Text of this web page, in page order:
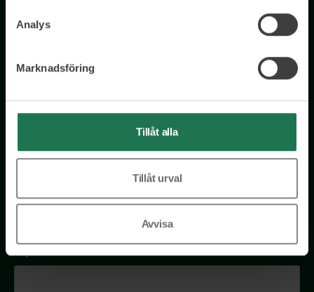
Analys
Marknadsföring
Tillåt alla
Tillåt urval
Avvisa
Tel: 076 231 77 14
Kontakta oss
Få tillgång till kostnadsfria insikter från våra olika kloka
rådgivare – direkt i din inkorg.